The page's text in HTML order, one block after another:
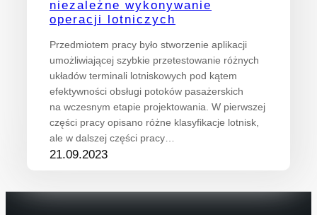
niezależne wykonywanie
operacji lotniczych
Przedmiotem pracy było stworzenie aplikacji
umożliwiającej szybkie przetestowanie różnych
układów terminali lotniskowych pod kątem
efektywności obsługi potoków pasażerskich
na wczesnym etapie projektowania. W pierwszej
części pracy opisano różne klasyfikacje lotnisk,
ale w dalszej części pracy…
21.09.2023